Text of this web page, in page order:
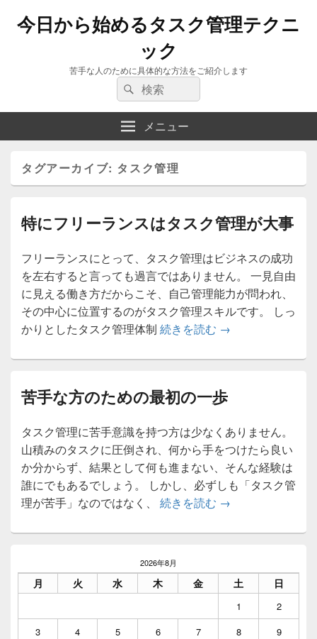
今日から始めるタスク管理テクニ
ック
苦手な人のために具体的な方法をご紹介します
検
索:
検
索
メニュー
タグアーカイブ: タスク管理
特にフリーランスはタスク管理が大事
フリーランスにとって、タスク管理はビジネスの成功
を左右すると言っても過言ではありません。 一見自由
に見える働き方だからこそ、自己管理能力が問われ、
その中心に位置するのがタスク管理スキルです。 しっ
かりとしたタスク管理体制 続きを読む 特にフリーランス
→
苦手な方のための最初の一歩
タスク管理に苦手意識を持つ方は少なくありません。
山積みのタスクに圧倒され、何から手をつけたら良い
か分からず、結果として何も進まない、そんな経験は
誰にでもあるでしょう。 しかし、必ずしも「タスク管
理が苦手」なのではなく、 続きを読む 苦手な方のための
→
ン
2026年8月
月 火 水 木 金 土 日
1
2
3
4 5 6 7 8
9